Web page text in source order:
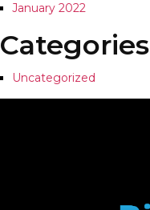
January 2022
Categories
Uncategorized